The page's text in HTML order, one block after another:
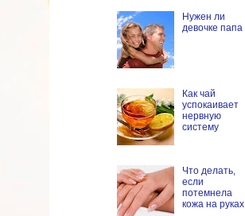
Нужен ли
девочке папа
Как чай
успокаивает
нервную
систему
Что делать,
если
потемнела
кожа на руках